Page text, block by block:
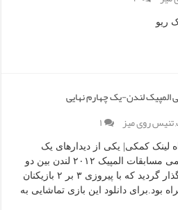
ریو
المپیک لندن-یک چهارم نهایی
,تنیس روی میز ۱
لینک کمکی| یکی از دیدارهای یک
چهارم نهایی تنیس روی میز تیمی مسابقات المپیک ۲۰۱۲ لندن بین دو
کشور پرتغال و کره جنوبی برگذار گردید که با پیروزی ۳ بر ۲ بازیکنان
بود.برای دانلود این بازی تماشایی به